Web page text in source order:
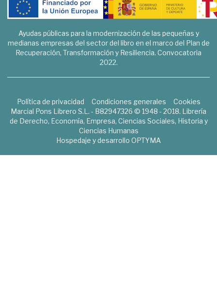
Ayudas públicas para la modernización de las pequeñas y
medianas empresas del sector del libro en el marco del Plan de
Recuperación, Transformación y Resiliencia. Convocatoria
2022.
Política de privacidad Condiciones generales
Cookies
Marcial Pons Librero S.L. - B82947326 © 1948 - 2018. Librería
de Derecho, Economía, Empresa, Ciencias Sociales, Historia y
Ciencias Humanas
Hospedaje y desarrollo OPTYMA